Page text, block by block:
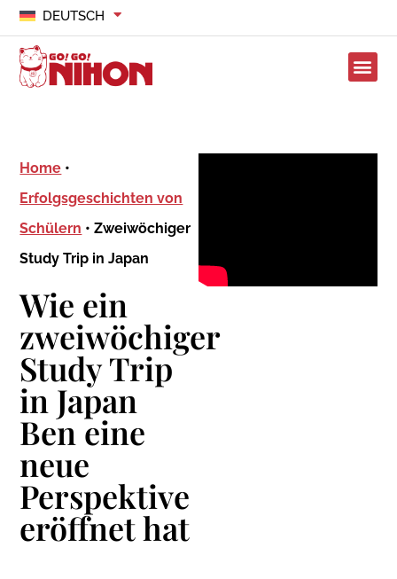
DEUTSCH
Home •
Erfolgsgeschichten von
Schülern •Zweiwöchiger
Study Trip in Japan
Wie ein
zweiwöchiger
Study Trip
in Japan
Ben eine
neue
Perspektive
eröffnet hat